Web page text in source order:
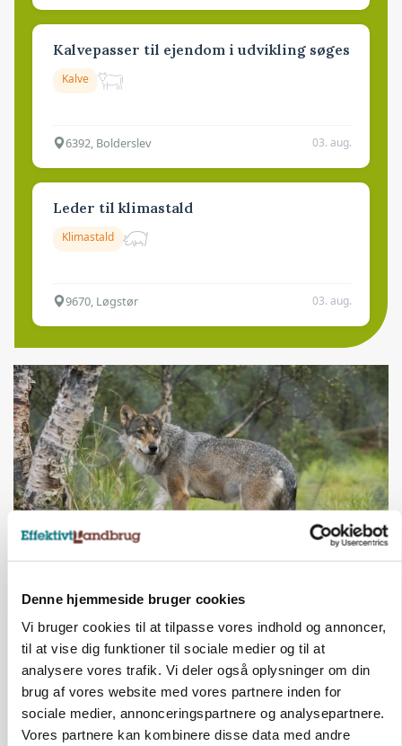
Denne hjemmeside bruger cookies
Vi bruger cookies til at tilpasse vores indhold og annoncer,
til at vise dig funktioner til sociale medier og til at
analysere vores trafik. Vi deler også oplysninger om din
brug af vores website med vores partnere inden for
sociale medier, annonceringspartnere og analysepartnere.
Vores partnere kan kombinere disse data med andre
Kalvepasser til ejendom i udvikling søges
Kalve
6392, Bolderslev 03. aug.
Leder til klimastald
Klimastald
9670, Løgstør 03. aug.
Bekræftet: Sætter droner ind mod problemulv